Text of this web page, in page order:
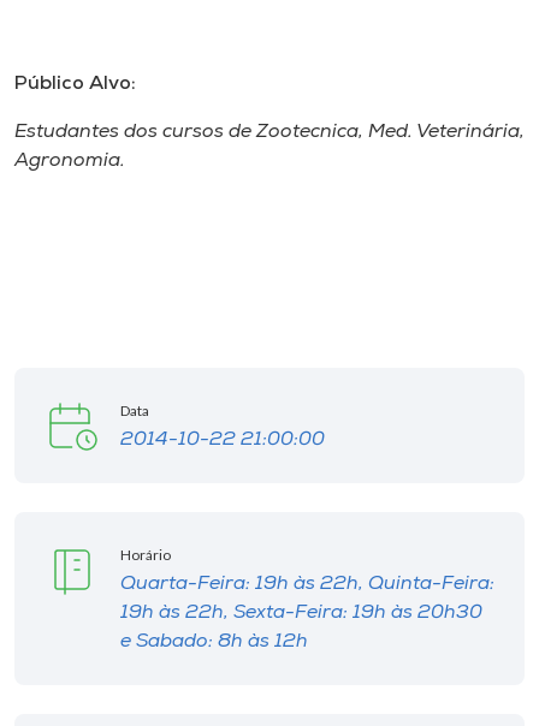
A-
Público Alvo:
Estudantes dos cursos de Zootecnica, Med. Veterinária,
Agronomia.
Data
2014-10-22 21:00:00
Horário
Quarta-Feira: 19h às 22h, Quinta-Feira:
19h às 22h, Sexta-Feira: 19h às 20h30
e Sabado: 8h às 12h